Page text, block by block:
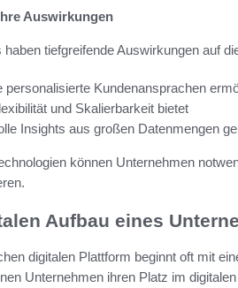
Auswirkungen
tiefgreifende Auswirkungen auf
personalisierte Kundenansprachen
und Skalierbarkeit bietet
Insights aus großen Datenmengen
können Unternehmen
Aufbau eines
digitalen Plattform beginnt oft mit
Unternehmen ihren Platz im